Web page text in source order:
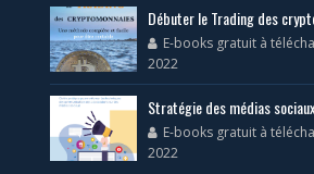
Débuter le Trading des
E-books gratuit à
2022
Stratégie des médias
E-books gratuit à
2022